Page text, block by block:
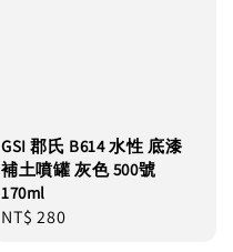
GSI 郡氏 B614 水性 底漆
補土噴罐 灰色 500號
170ml
Regular
NT$ 280